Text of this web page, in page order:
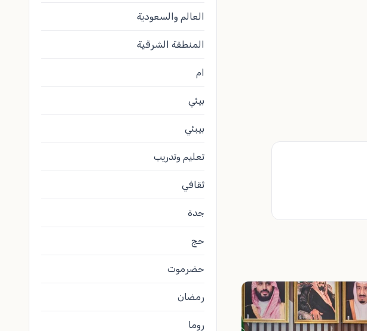
العالم والسعودية
المنطقة الشرقية
ام
بيئي
بيبئي
تعليم وتدريب
ثقافي
جدة
حج
حضرموت
رمضان
روما